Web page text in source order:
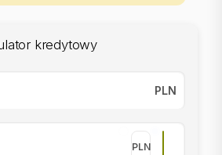
kredytowy
PLN
PLN